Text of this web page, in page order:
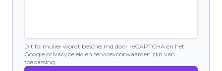
Dit formulier wordt beschermd door reCAPTCHA en het
Google privacybeleid en servicevoorwaarden zijn van
toepassing.